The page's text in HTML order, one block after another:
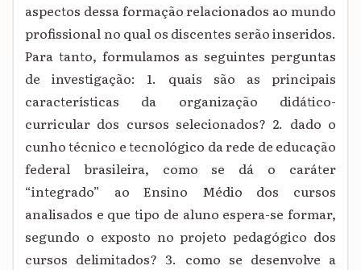
aspectos dessa formação relacionados ao mundo
profissional no qual os discentes serão inseridos.
Para tanto, formulamos as seguintes perguntas
de investigação: 1. quais são as principais
características da organização didático-
curricular dos cursos selecionados? 2. dado o
cunho técnico e tecnológico da rede de educação
federal brasileira, como se dá o caráter
“integrado” ao Ensino Médio dos cursos
analisados e que tipo de aluno espera-se formar,
segundo o exposto no projeto pedagógico dos
cursos delimitados? 3. como se desenvolve a